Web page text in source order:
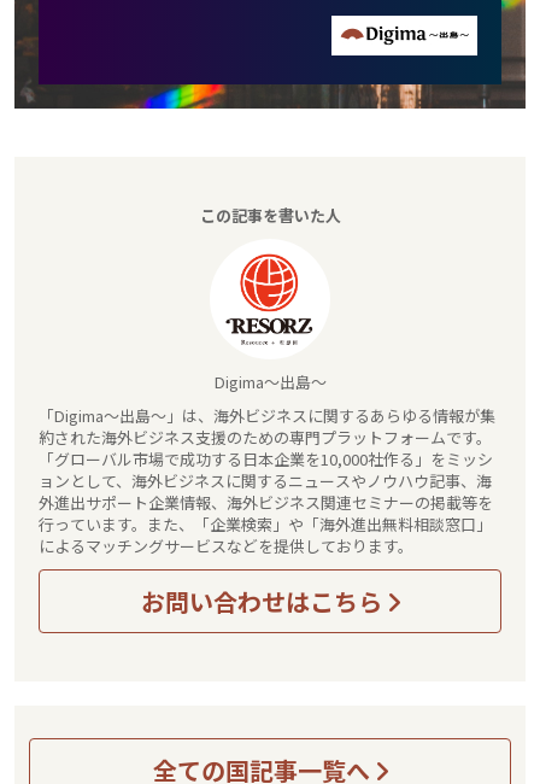
この記事を書いた人
Digima～出島～
「Digima～出島～」は、海外ビジネスに関するあらゆる情報が集
約された海外ビジネス支援のための専門プラットフォームです。
「グローバル市場で成功する日本企業を10,000社作る」をミッシ
ョンとして、海外ビジネスに関するニュースやノウハウ記事、海
外進出サポート企業情報、海外ビジネス関連セミナーの掲載等を
行っています。また、「企業検索」や「海外進出無料相談窓口」
によるマッチングサービスなどを提供しております。
お問い合わせはこちら
全ての国記事一覧へ